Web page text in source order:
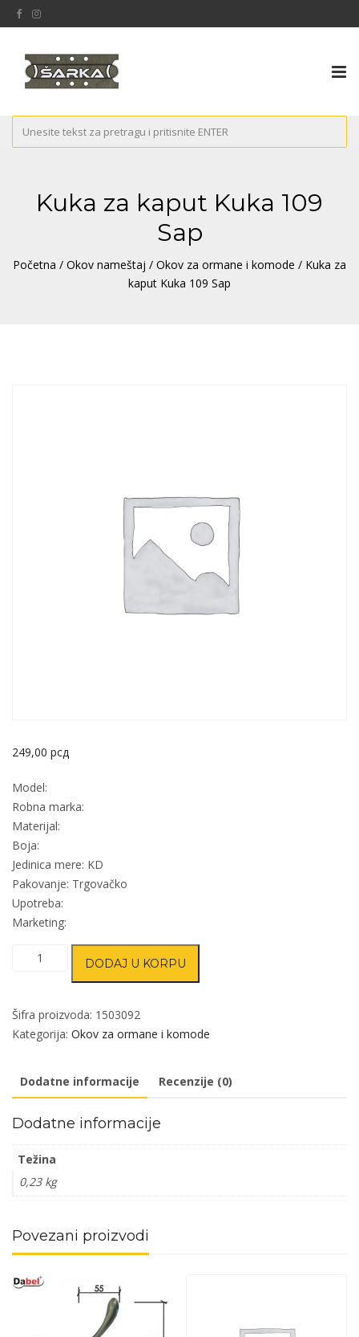
Kuka za kaput Kuka 109
Sap
Početna / Okov nameštaj / Okov za ormane i komode / Kuka za
kaput Kuka 109 Sap
249,00 рсд
Model:
Robna marka:
Materijal:
Boja:
Jedinica mere: KD
Pakovanje: Trgovačko
Upotreba:
Marketing:
Kuka
109
DODAJ U KORPU
Šifra proizvoda: 1503092
Kategorija: Okov za ormane i komode
Dodatne informacije Recenzije (0)
Dodatne informacije
Težina
0,23 kg
Povezani proizvodi